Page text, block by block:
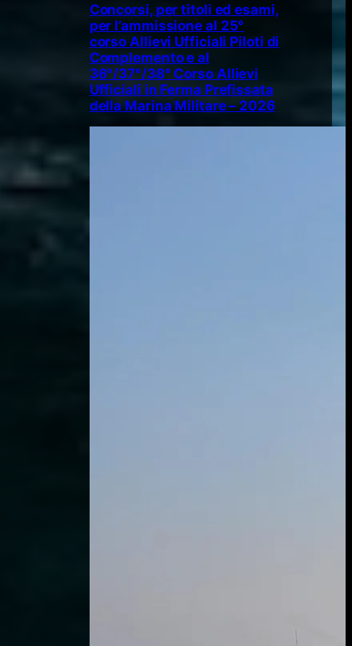
Concorsi, per titoli ed esami,
per l’ammissione al 25°
corso Allievi Ufficiali Piloti di
Complemento e al
36°/37°/38° Corso Allievi
Ufficiali in Ferma Prefissata
della Marina Militare – 2026